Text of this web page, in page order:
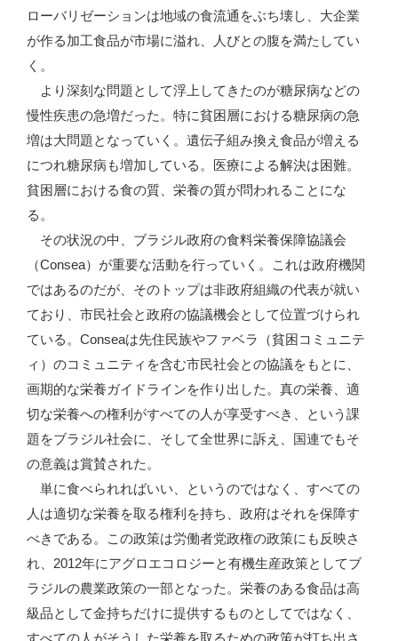
ローバリゼーションは地域の食流通をぶち壊し、大企業
が作る加工食品が市場に溢れ、人びとの腹を満たしてい
く。
より深刻な問題として浮上してきたのが糖尿病などの
慢性疾患の急増だった。特に貧困層における糖尿病の急
増は大問題となっていく。遺伝子組み換え食品が増える
につれ糖尿病も増加している。医療による解決は困難。
貧困層における食の質、栄養の質が問われることにな
る。
その状況の中、ブラジル政府の食料栄養保障協議会
（Consea）が重要な活動を行っていく。これは政府機関
ではあるのだが、そのトップは非政府組織の代表が就い
ており、市民社会と政府の協議機会として位置づけられ
ている。Conseaは先住民族やファベラ（貧困コミュニテ
ィ）のコミュニティを含む市民社会との協議をもとに、
画期的な栄養ガイドラインを作り出した。真の栄養、適
切な栄養への権利がすべての人が享受すべき、という課
題をブラジル社会に、そして全世界に訴え、国連でもそ
の意義は賞賛された。
単に食べられればいい、というのではなく、すべての
人は適切な栄養を取る権利を持ち、政府はそれを保障す
べきである。この政策は労働者党政権の政策にも反映さ
れ、2012年にアグロエコロジーと有機生産政策としてブ
ラジルの農業政策の一部となった。栄養のある食品は高
級品として金持ちだけに提供するものとしてではなく、